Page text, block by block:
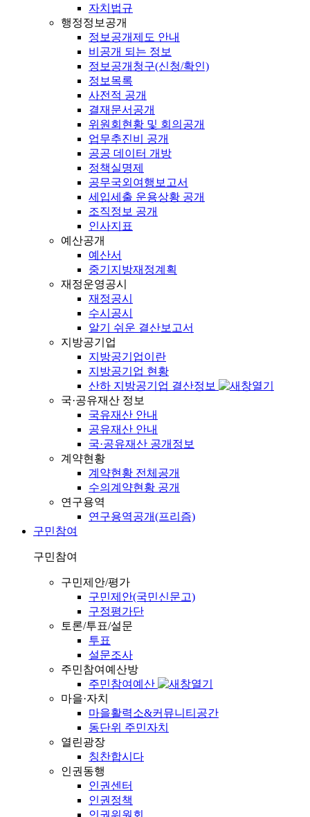
자치법규
행정정보공개
정보공개제도 안내
비공개 되는 정보
정보공개청구(신청/확인)
정보목록
사전적 공개
결재문서공개
위원회현황 및 회의공개
업무추진비 공개
공공 데이터 개방
정책실명제
공무국외여행보고서
세입세출 운용상황 공개
조직정보 공개
인사지표
예산공개
예산서
중기지방재정계획
재정운영공시
재정공시
수시공시
알기 쉬운 결산보고서
지방공기업
지방공기업이란
지방공기업 현황
산하 지방공기업 결산정보
국·공유재산 정보
국유재산 안내
공유재산 안내
국·공유재산 공개정보
계약현황
계약현황 전체공개
수의계약현황 공개
연구용역
연구용역공개(프리즘)
구민참여
구민참여
구민제안/평가
구민제안(국민신문고)
구정평가단
토론/투표/설문
투표
설문조사
주민참여예산방
주민참여예산
마을·자치
마을활력소&커뮤니티공간
동단위 주민자치
열린광장
칭찬합시다
인권동행
인권센터
인권정책
인권위원회